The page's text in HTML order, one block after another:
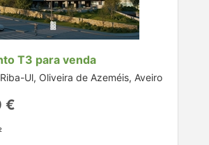
T3 para venda
Ul, Oliveira de Azeméis, Aveiro
€